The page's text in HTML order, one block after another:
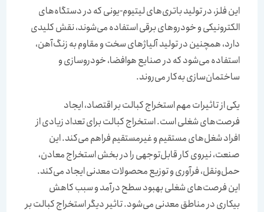
این فلز، در تولید باتری‌‌‌‌‌‌های لیتیوم‌-‌یونی که در دستگاه‌های
الکترونیکی و خودروهای برقی استفاده می‌شوند، نقش کلیدی
دارد، همچنین در تولید آلیاژهای سخت و مقاوم به زنگ‌آهن،
استفاده می‌شود که در صنایع هوافضا، خودروسازی و
ساختمان‌‌‌‌‌‌سازی به‌کار می‌روند.
یکی از تاثیرات مهم استخراج کبالت بر اقتصاد، ایجاد
فرصت‌های شغلی است. استخراج کبالت برای تعداد زیادی از
افراد شغل‌‌‌‌‌‌های مستقیم و غیرمستقیم فراهم می‌کند. این
صنعت، نیروی کار قابل‌‌‌‌‌‌توجهی را در بخش استخراج معادن،
حمل‌ونقل، فرآوری و توزیع محصولات معدنی ایجاد می‌کند.
این فرصت‌های شغلی بهبود سطح درآمد و سبب کاهش
بیکاری در مناطق معدنی می‌شود. تاثیر دیگر استخراج کبالت بر